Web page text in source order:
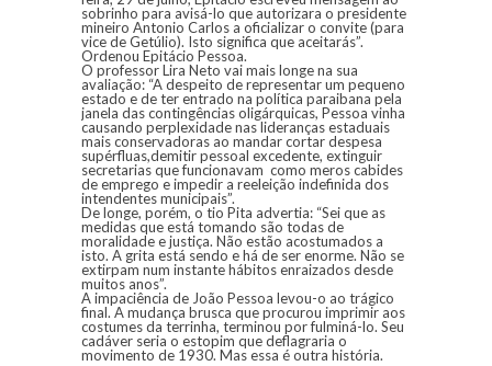
sobrinho para avisá-lo que autorizara o presidente
mineiro Antonio Carlos a oficializar o convite (para
vice de Getúlio). Isto significa que aceitarás”.
Ordenou Epitácio Pessoa.
O professor Lira Neto vai mais longe na sua
avaliação: “A despeito de representar um pequeno
estado e de ter entrado na política paraibana pela
janela das contingências oligárquicas, Pessoa vinha
causando perplexidade nas lideranças estaduais
mais conservadoras ao mandar cortar despesa
supérfluas,demitir pessoal excedente, extinguir
secretarias que funcionavam como meros cabides
de emprego e impedir a reeleição indefinida dos
intendentes municipais”.
De longe, porém, o tio Pita advertia: “Sei que as
medidas que está tomando são todas de
moralidade e justiça. Não estão acostumados a
isto. A grita está sendo e há de ser enorme. Não se
extirpam num instante hábitos enraizados desde
muitos anos”.
A impaciência de João Pessoa levou-o ao trágico
final. A mudança brusca que procurou imprimir aos
costumes da terrinha, terminou por fulminá-lo. Seu
cadáver seria o estopim que deflagraria o
movimento de 1930. Mas essa é outra história.